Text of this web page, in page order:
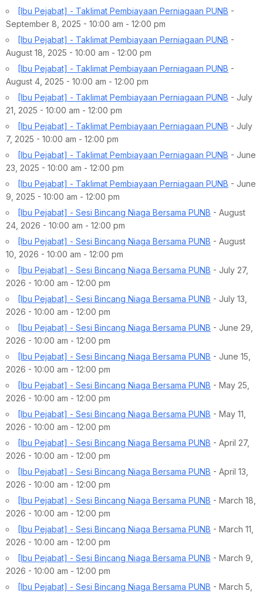
[Ibu Pejabat] - Taklimat Pembiayaan Perniagaan PUNB -
September 8, 2025 - 10:00 am - 12:00 pm
[Ibu Pejabat] - Taklimat Pembiayaan Perniagaan PUNB -
August 18, 2025 - 10:00 am - 12:00 pm
[Ibu Pejabat] - Taklimat Pembiayaan Perniagaan PUNB -
August 4, 2025 - 10:00 am - 12:00 pm
[Ibu Pejabat] - Taklimat Pembiayaan Perniagaan PUNB - July
21, 2025 - 10:00 am - 12:00 pm
[Ibu Pejabat] - Taklimat Pembiayaan Perniagaan PUNB - July
7, 2025 - 10:00 am - 12:00 pm
[Ibu Pejabat] - Taklimat Pembiayaan Perniagaan PUNB - June
23, 2025 - 10:00 am - 12:00 pm
[Ibu Pejabat] - Taklimat Pembiayaan Perniagaan PUNB - June
9, 2025 - 10:00 am - 12:00 pm
[Ibu Pejabat] - Sesi Bincang Niaga Bersama PUNB - August
24, 2026 - 10:00 am - 12:00 pm
[Ibu Pejabat] - Sesi Bincang Niaga Bersama PUNB - August
10, 2026 - 10:00 am - 12:00 pm
[Ibu Pejabat] - Sesi Bincang Niaga Bersama PUNB - July 27,
2026 - 10:00 am - 12:00 pm
[Ibu Pejabat] - Sesi Bincang Niaga Bersama PUNB - July 13,
2026 - 10:00 am - 12:00 pm
[Ibu Pejabat] - Sesi Bincang Niaga Bersama PUNB - June 29,
2026 - 10:00 am - 12:00 pm
[Ibu Pejabat] - Sesi Bincang Niaga Bersama PUNB - June 15,
2026 - 10:00 am - 12:00 pm
[Ibu Pejabat] - Sesi Bincang Niaga Bersama PUNB - May 25,
2026 - 10:00 am - 12:00 pm
[Ibu Pejabat] - Sesi Bincang Niaga Bersama PUNB - May 11,
2026 - 10:00 am - 12:00 pm
[Ibu Pejabat] - Sesi Bincang Niaga Bersama PUNB - April 27,
2026 - 10:00 am - 12:00 pm
[Ibu Pejabat] - Sesi Bincang Niaga Bersama PUNB - April 13,
2026 - 10:00 am - 12:00 pm
[Ibu Pejabat] - Sesi Bincang Niaga Bersama PUNB - March 18,
2026 - 10:00 am - 12:00 pm
[Ibu Pejabat] - Sesi Bincang Niaga Bersama PUNB - March 11,
2026 - 10:00 am - 12:00 pm
[Ibu Pejabat] - Sesi Bincang Niaga Bersama PUNB - March 9,
2026 - 10:00 am - 12:00 pm
[Ibu Pejabat] - Sesi Bincang Niaga Bersama PUNB - March 5,